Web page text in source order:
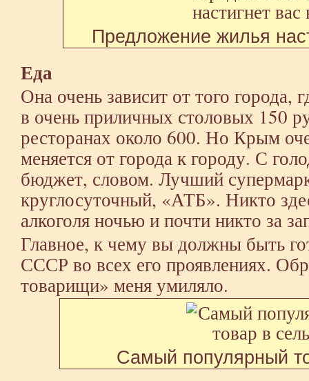
Предложение жилья
Еда
Она очень зависит от того города,
в очень приличных столовых 150
ресторанах около 600. Но Крым
меняется от города к городу. С
бюджет, словом. Лучший
круглосуточный, «АТБ». Никто
алкоголя ночью и почти никто за
Главное, к чему вы должны быть
СССР во всех его проявлениях.
товарищи» меня умиляло.
Самый популярный